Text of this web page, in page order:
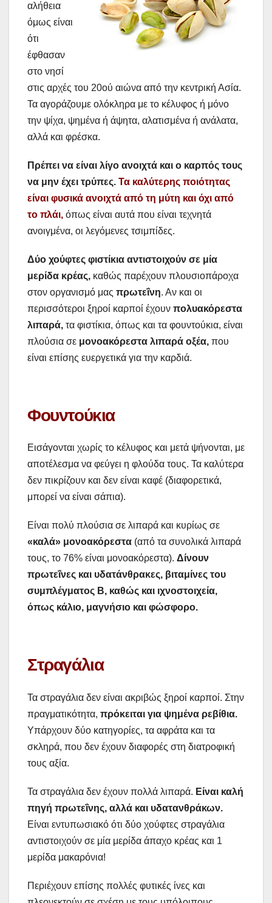
αλήθεια
όμως είναι
ότι
έφθασαν
στο νησί
στις αρχές του 20ού αιώνα από την κεντρική Ασία.
Τα αγοράζουμε ολόκληρα με το κέλυφος ή μόνο
την ψίχα, ψημένα ή άψητα, αλατισμένα ή ανάλατα,
αλλά και φρέσκα.
Πρέπει να είναι λίγο ανοιχτά και ο καρπός τους
να μην έχει τρύπες. Τα καλύτερης ποιότητας
είναι φυσικά ανοιχτά από τη μύτη και όχι από
το πλάι, όπως είναι αυτά που είναι τεχνητά
ανοιγμένα, οι λεγόμενες τσιμπίδες.
Δύο χούφτες φιστίκια αντιστοιχούν σε μία
μερίδα κρέας, καθώς παρέχουν πλουσιοπάροχα
στον οργανισμό μας πρωτεΐνη. Αν και οι
περισσότεροι ξηροί καρποί έχουν πολυακόρεστα
λιπαρά, τα φιστίκια, όπως και τα φουντούκια, είναι
πλούσια σε μονοακόρεστα λιπαρά οξέα, που
είναι επίσης ευεργετικά για την καρδιά.
Φουντούκια
Εισάγονται χωρίς το κέλυφος και μετά ψήνονται, με
αποτέλεσμα να φεύγει η φλούδα τους. Τα καλύτερα
δεν πικρίζουν και δεν είναι καφέ (διαφορετικά,
μπορεί να είναι σάπια).
Είναι πολύ πλούσια σε λιπαρά και κυρίως σε
«καλά» μονοακόρεστα (από τα συνολικά λιπαρά
τους, το 76% είναι μονοακόρεστα). Δίνουν
πρωτεΐνες και υδατάνθρακες, βιταμίνες του
συμπλέγματος Β, καθώς και ιχνοστοιχεία,
όπως κάλιο, μαγνήσιο και φώσφορο.
Στραγάλια
Τα στραγάλια δεν είναι ακριβώς ξηροί καρποί. Στην
πραγματικότητα, πρόκειται για ψημένα ρεβίθια.
Υπάρχουν δύο κατηγορίες, τα αφράτα και τα
σκληρά, που δεν έχουν διαφορές στη διατροφική
τους αξία.
Τα στραγάλια δεν έχουν πολλά λιπαρά. Είναι καλή
πηγή πρωτεΐνης, αλλά και υδατανθράκων.
Είναι εντυπωσιακό ότι δύο χούφτες στραγάλια
αντιστοιχούν σε μία μερίδα άπαχο κρέας και 1
μερίδα μακαρόνια!
Περιέχουν επίσης πολλές φυτικές ίνες και